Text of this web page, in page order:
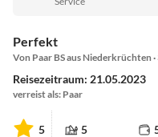
Perfekt
Von Paar BS aus Niederkrüchten
Reisezeitraum: 21.05.2023
verreist als: Paar
5 5